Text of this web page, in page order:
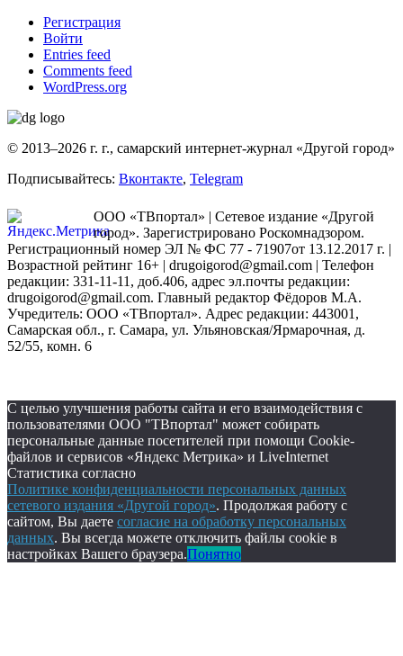
Регистрация
Войти
Entries feed
Comments feed
WordPress.org
© 2013–2026 г. г., самарский интернет-журнал «Другой город»
Подписывайтесь: Вконтакте, Telegram
ООО «ТВпортал» | Сетевое издание «Другой
город». Зарегистрировано Роскомнадзором.
Регистрационный номер ЭЛ № ФС 77 - 71907от 13.12.2017 г. |
Возрастной рейтинг 16+ | drugoigorod@gmail.com | Телефон
редакции: 331-11-11, доб.406, адрес эл.почты редакции:
drugoigorod@gmail.com. Главный редактор Фёдоров М.А.
Учредитель: ООО «ТВпортал». Адрес редакции: 443001,
Самарская обл., г. Самара, ул. Ульяновская/Ярмарочная, д.
52/55, комн. 6
С целью улучшения работы сайта и его взаимодействия с
пользователями ООО "ТВпортал" может собирать
персональные данные посетителей при помощи Cookie-
файлов и сервисов «Яндекс Метрика» и LiveInternet
Статистика согласно
Политике конфиденциальности персональных данных
сетевого издания «Другой город». Продолжая работу с
сайтом, Вы даете согласие на обработку персональных
данных. Вы всегда можете отключить файлы cookie в
настройках Вашего браузера.Понятно